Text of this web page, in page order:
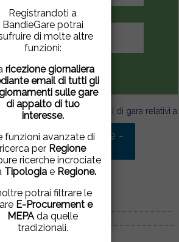
Questo sito utilizza
di terze parti per
migliorare la tua
di utilizzo. Se
saperne di più
qui .
Chiudendo questa
scorrendo questa
cliccando su un
link o proseguendo la
navigazione in altra
acconsenti
all'uso dei cookie.
|NON
ACCETTO
Registrandoti a
BandieGare potrai
di molte altre
funzioni:
ricezione giornaliera
email di tutti gli
sulle gare
di appalto di tuo
interesse.
funzioni avanzate di
ricerca per Regione
ricerche incrociate
Tipologiae Regione.
potrai filtrare le
E-Procurement e
MEPAda quelle
tradizionali.
Crea Account
visualizzare tutti i bandi di gara relativi a:
PER Forniture -